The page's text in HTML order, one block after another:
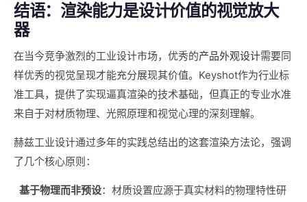
结语：渲染能力是设计价值的视觉放大
器
在当今竞争激烈的工业设计市场，优秀的产品外观设计需要同
样优秀的视觉呈现才能充分展现其价值。Keyshot作为行业标
准工具，提供了实现逼真渲染的技术基础，但真正的专业水准
来自于对材质物理、光照原理和视觉心理的深刻理解。
赫兹工业设计通过多年的实践总结出的这套渲染方法论，强调
了几个核心原则：
基于物理而非预设：材质设置应源于真实材料的物理特性研